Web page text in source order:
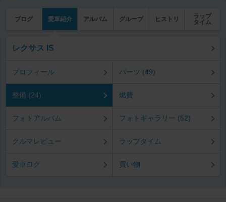
ブログ 愛車紹介 アルバム グループ ヒストリ
ラップ
タイム
レクサス IS
プロフィール パーツ (49)
整備 (24) 燃費
フォトアルバム フォトギャラリー (52)
クルマレビュー ラップタイム
愛車ログ 買い物